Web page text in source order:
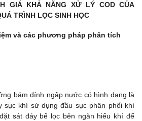
GIÁ KHẢ NĂNG XỬ LÝ COD CỦA
TRÌNH LỌC SINH HỌC
và các phương pháp phân tích
bám dính ngập nước có hình dạng là
sục khí sử dụng đầu sục phân phối khí
sát đáy bể lọc bên ngăn hiếu khí để